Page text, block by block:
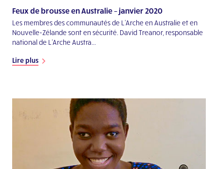
Feux de brousse en Australie – janvier 2020
Les membres des communautés de L'Arche en Australie et en
Nouvelle-Zélande sont en sécurité. David Treanor, responsable
national de L'Arche Austra...
Lire plus